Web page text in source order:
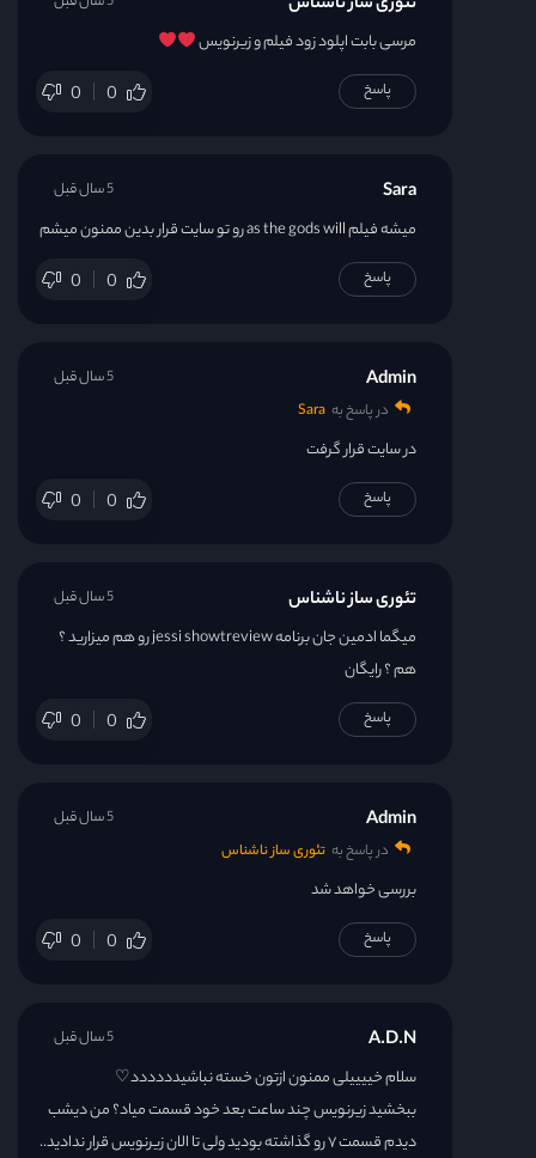
مرسی بابت اپلود زود فیلم و زیرنویس
0 0 پاسخ
Sara
میشه فیلم as the gods will رو تو سایت قرار بدین ممنون میشم
0 0
5 سال قبل
پاسخ
Admin
در پاسخ به Sara
در سایت قرار گرفت
0 0
5 سال قبل
پاسخ
تئوری ساز ناشناس
میگما ادمین جان برنامه jessi showtreview رو هم میزارید ؟
هم ؟ رایگان
0 0
5 سال قبل
پاسخ
Admin
در پاسخ به تئوری ساز ناشناس
بررسی خواهد شد
0 0
5 سال قبل
پاسخ
A.D.N
سلام خییییلی ممنون ازتون خسته نباشیدددددد♡
ببخشید زیرنویس چند ساعت بعد خود قسمت میاد؟ من دیشب
دیدم قسمت ۷ رو گذاشته بودید ولی تا الان زیرنویس قرار ندادید..
5 سال قبل